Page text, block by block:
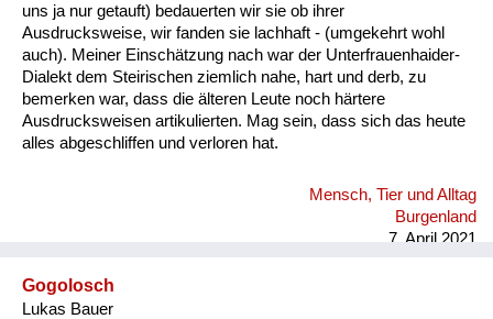
uns ja nur getauft) bedauerten wir sie ob ihrer
Ausdrucksweise, wir fanden sie lachhaft - (umgekehrt wohl
auch). Meiner Einschätzung nach war der Unterfrauenhaider-
Dialekt dem Steirischen ziemlich nahe, hart und derb, zu
bemerken war, dass die älteren Leute noch härtere
Ausdrucksweisen artikulierten. Mag sein, dass sich das heute
alles abgeschliffen und verloren hat.
Mensch, Tier und Alltag
Burgenland
7. April 2021
Gogolosch
Lukas Bauer